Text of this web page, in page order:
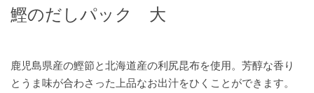
鰹のだしパック 大
鹿児島県産の鰹節と北海道産の利尻昆布を使用。芳醇な香り
とうま味が合わさった上品なお出汁をひくことができます。